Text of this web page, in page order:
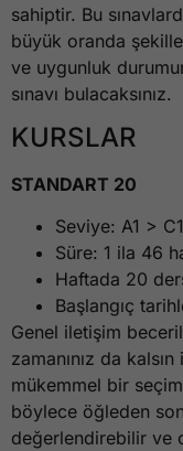
sahiptir. Bu
büyük oranda
ve uygunluk
sınavı bulacaksınız.
KURSLAR
STANDART 20
Seviye: A1 > C1
Süre: 1 ila 46
Haftada 20
Başlangıç
Genel iletişim
zamanınız da
mükemmel bir
böylece öğleden
değerlendirebilir ve